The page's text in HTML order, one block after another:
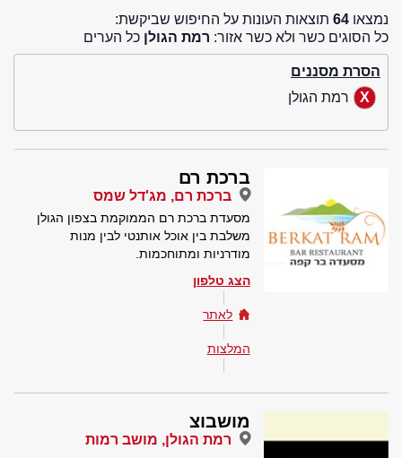
נמצאו 64 תוצאות העונות על החיפוש שביקשת:
כל הסוגים כשר ולא כשר אזור: רמת הגולן כל הערים
הסרת מסננים
רמת הגולן
ברכת רם
ברכת רם, מג'דל שמס
מסעדת ברכת רם הממוקמת בצפון הגולן
משלבת בין אוכל אותנטי לבין מנות
מודרניות ומתוחכמות.
הצג טלפון
לאתר
המלצות
מושבוצ
רמת הגולן, מושב רמות